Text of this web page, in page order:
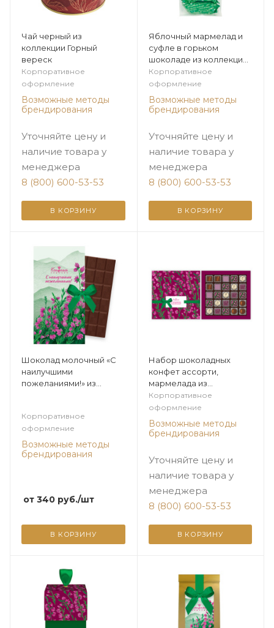
Чай черный из
коллекции Горный
вереск
Корпоративное
оформление
Возможные методы
брендирования
Уточняйте цену и
наличие товара у
менеджера
8 (800) 600-53-53
В КОРЗИНУ
Яблочный мармелад и
суфле в горьком
шоколаде из коллекции
Горный вереск
Корпоративное
оформление
Возможные методы
брендирования
Уточняйте цену и
наличие товара у
менеджера
8 (800) 600-53-53
В КОРЗИНУ
Шоколад молочный «С
наилучшими
пожеланиями!» из
Корпоративное
оформление
Возможные методы
брендирования
от 340 руб./шт
В КОРЗИНУ
Набор шоколадных
конфет ассорти,
мармелада из
коллекции Горный
вереск
Корпоративное
оформление
Возможные методы
брендирования
Уточняйте цену и
наличие товара у
менеджера
8 (800) 600-53-53
В КОРЗИНУ